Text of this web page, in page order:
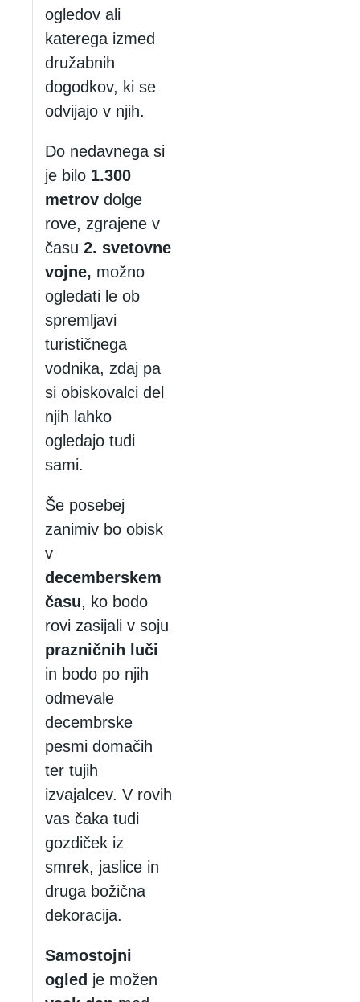
ogledov ali
katerega izmed
družabnih
dogodkov, ki se
odvijajo v njih.
Do nedavnega si
je bilo 1.300
metrov dolge
rove, zgrajene v
času 2. svetovne
vojne, možno
ogledati le ob
spremljavi
turističnega
vodnika, zdaj pa
si obiskovalci del
njih lahko
ogledajo tudi
sami.
Še posebej
zanimiv bo obisk
v
decemberskem
času, ko bodo
rovi zasijali v soju
prazničnih luči
in bodo po njih
odmevale
decembrske
pesmi domačih
ter tujih
izvajalcev. V rovih
vas čaka tudi
gozdiček iz
smrek, jaslice in
druga božična
dekoracija.
Samostojni
ogled je možen